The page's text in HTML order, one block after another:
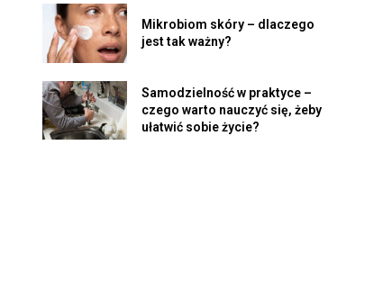
Mikrobiom skóry – dlaczego
jest tak ważny?
Samodzielność w praktyce –
czego warto nauczyć się, żeby
ułatwić sobie życie?